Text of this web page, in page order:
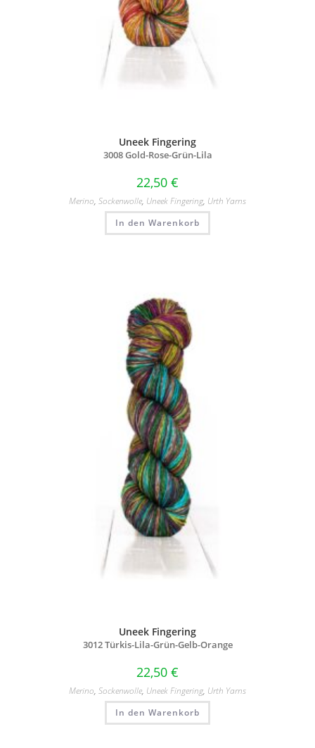
Uneek Fingering
3008 Gold-Rose-Grün-Lila
22,50 €
Merino, Sockenwolle, Uneek Fingering, Urth Yarns
In den Warenkorb
Uneek Fingering
3012 Türkis-Lila-Grün-Gelb-Orange
22,50 €
Merino, Sockenwolle, Uneek Fingering, Urth Yarns
In den Warenkorb